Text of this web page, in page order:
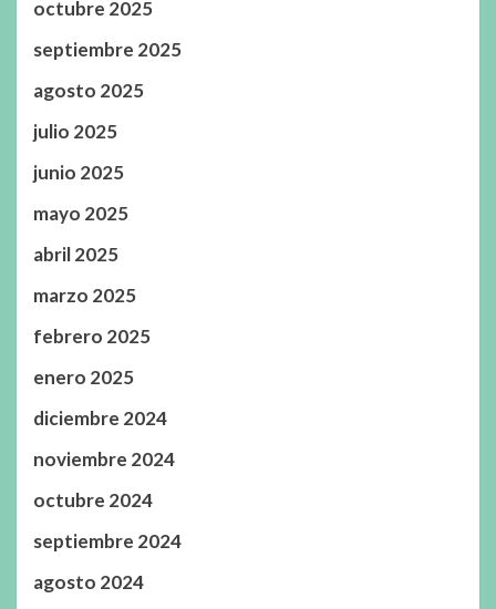
octubre 2025
septiembre 2025
agosto 2025
julio 2025
junio 2025
mayo 2025
abril 2025
marzo 2025
febrero 2025
enero 2025
diciembre 2024
noviembre 2024
octubre 2024
septiembre 2024
agosto 2024